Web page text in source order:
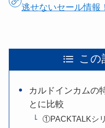
逃せないセール情報！
この
カルドインカムの
とに比較
①PACKTALKシ